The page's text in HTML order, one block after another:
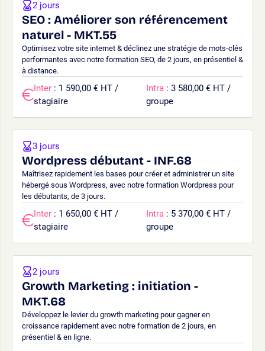
SEO : Améliorer son référencement
naturel - MKT.55
Optimisez votre site internet & déclinez une stratégie de mots-clés
performantes avec notre formation SEO, de 2 jours, en présentiel &
à distance.
2 jours
Inter : 1 590,00 € HT /
stagiaire
Intra : 3 580,00 € HT /
groupe
Wordpress débutant - INF.68
Maîtrisez rapidement les bases pour créer et administrer un site
hébergé sous Wordpress, avec notre formation Wordpress pour
les débutants, de 3 jours.
3 jours
Inter : 1 650,00 € HT /
stagiaire
Intra : 5 370,00 € HT /
groupe
Growth Marketing : initiation -
MKT.68
Développez le levier du growth marketing pour gagner en
croissance rapidement avec notre formation de 2 jours, en
présentiel & en ligne.
2 jours